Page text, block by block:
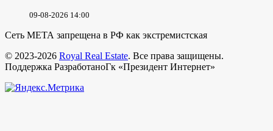
09-08-2026 14:00
Сеть МЕТА запрещена в РФ как экстремистская
© 2023-2026 Royal Real Estate. Все права защищены.
Поддержка РазработаноГк «Президент Интернет»